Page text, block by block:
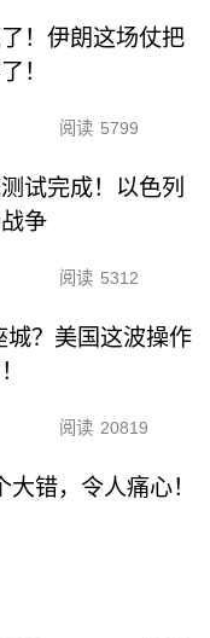
！伊朗这场仗把
！
阅读 5799
试完成！以色列
争
阅读 5312
城？美国这波操作
阅读 20819
错，令人痛心！